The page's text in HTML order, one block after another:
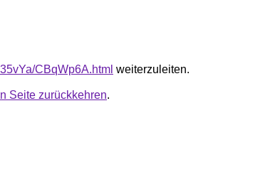
CBqWp6A.html weiterzuleiten.
Seite zurückkehren.